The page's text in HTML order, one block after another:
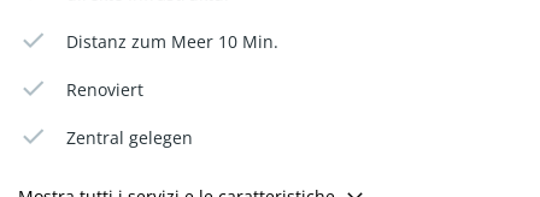
Distanz zum Meer 10 Min.
Renoviert
Zentral gelegen